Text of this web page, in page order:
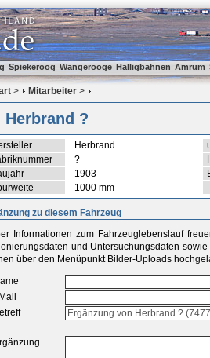
Spiekeroog Wangerooge Halligbahnen Amrum
> Mitarbeiter >
Herbrand ?
Herbrand
?
1903
1000 mm
zu diesem Fahrzeug
Informationen zum Fahrzeuglebenslauf
und Untersuchungsdaten
über den Menüpunkt Bilder-Uploads